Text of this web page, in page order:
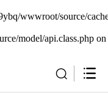
wwwroot/source/
model/api.class.php on